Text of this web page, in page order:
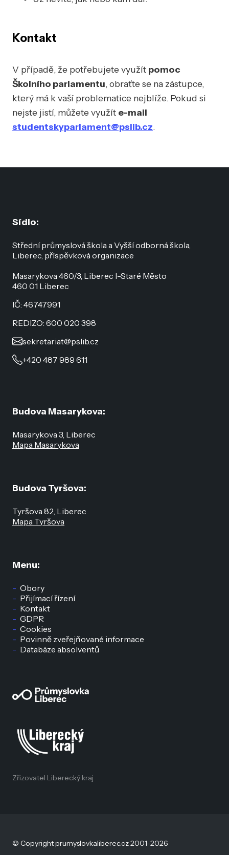
Kontakt
V případě, že potřebujete využít pomoc
Školního parlamentu, obraťte se na zástupce,
který má k vaší problematice nejblíže. Pokud si
nejste jistí, můžete využít e-mail
studentskyparlament@pslib.cz.
Sídlo:
Střední průmyslová škola a Vyšší odborná škola,
Liberec, příspěvková organizace
Masarykova 460/3, Liberec I-Staré Město
460 01 Liberec
IČ: 46747991
REDIZO: 600 020 398
sekretariat@pslib.cz
+420 487 989 611
Menu:
Obory
Přijímací řízení
Kontakt
GDPR
Cookies
Povinně zveřejňované informace
Databáze absolventů
Budova Masarykova:
Masarykova 3, Liberec
Mapa Masarykova
Budova Tyršova:
Tyršova 82, Liberec
Mapa Tyršova
Zřizovatel Liberecký kraj
© Copyright prumyslovkaliberec.cz 2001–2026